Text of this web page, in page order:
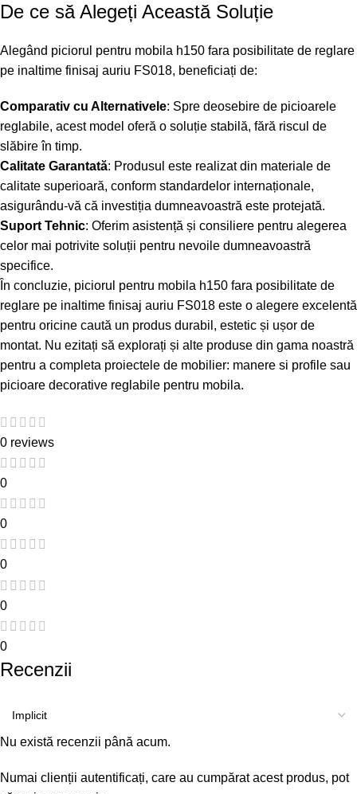
De ce să Alegeți Această Soluție
Alegând piciorul pentru mobila h150 fara posibilitate de reglare
pe inaltime finisaj auriu FS018, beneficiați de:
Comparativ cu Alternativele: Spre deosebire de picioarele
reglabile, acest model oferă o soluție stabilă, fără riscul de
slăbire în timp.
Calitate Garantată: Produsul este realizat din materiale de
calitate superioară, conform standardelor internaționale,
asigurându-vă că investiția dumneavoastră este protejată.
Suport Tehnic: Oferim asistență și consiliere pentru alegerea
celor mai potrivite soluții pentru nevoile dumneavoastră
specifice.
În concluzie, piciorul pentru mobila h150 fara posibilitate de
reglare pe inaltime finisaj auriu FS018 este o alegere excelentă
pentru oricine caută un produs durabil, estetic și ușor de
montat. Nu ezitați să explorați și alte produse din gama noastră
pentru a completa proiectele de mobilier: manere si profile sau
picioare decorative reglabile pentru mobila.
0 reviews
0
0
0
0
0
Recenzii
Nu există recenzii până acum.
Numai clienții autentificați, care au cumpărat acest produs, pot